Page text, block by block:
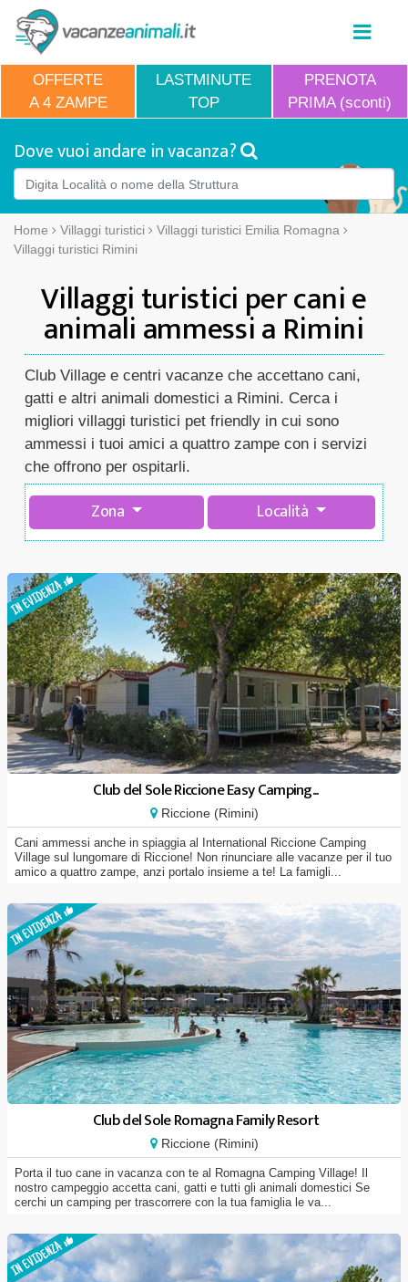
OFFERTE
A 4 ZAMPE
LASTMINUTE
TOP
PRENOTA
PRIMA (sconti)
Dove vuoi andare in vacanza?
Home Villaggi turistici
Villaggi turistici Emilia Romagna
Villaggi turistici Rimini
Villaggi turistici per cani e
animali ammessi a Rimini
Club Village e centri vacanze che accettano cani,
gatti e altri animali domestici a Rimini. Cerca i
migliori villaggi turistici pet friendly in cui sono
ammessi i tuoi amici a quattro zampe con i servizi
che offrono per ospitarli.
Zona Località
Club del Sole Riccione Easy Camping...
Riccione (Rimini)
Cani ammessi anche in spiaggia al International Riccione Camping
Village sul lungomare di Riccione! Non rinunciare alle vacanze per il tuo
amico a quattro zampe, anzi portalo insieme a te! La famigli...
Club del Sole Romagna Family Resort
Riccione (Rimini)
Porta il tuo cane in vacanza con te al Romagna Camping Village! Il
nostro campeggio accetta cani, gatti e tutti gli animali domestici Se
cerchi un camping per trascorrere con la tua famiglia le va...